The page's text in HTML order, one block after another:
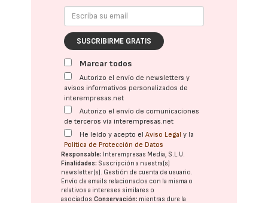
SUSCRIBIRME GRATIS
Marcar todos
Autorizo el envío de newsletters y
avisos informativos personalizados de
interempresas.net
Autorizo el envío de comunicaciones
de terceros vía interempresas.net
He leído y acepto elAviso Legal y la
Política de Protección de Datos
Responsable: Interempresas Media, S.L.U.
Finalidades: Suscripción a nuestra(s)
newsletter(s). Gestión de cuenta de usuario.
Envío de emails relacionados con la misma o
relativos a intereses similares o
asociados.Conservación: mientras dure la